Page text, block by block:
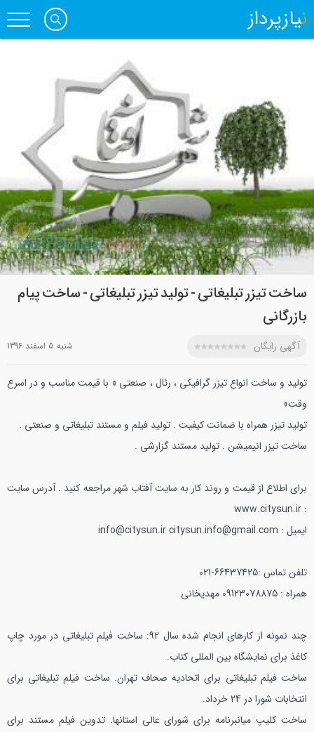
نیازپرداز
ساخت تیزر تبلیغاتی - تولید تیزر تبلیغاتی - ساخت پیام
بازرگانی
آگهی رایگان شنبه 5 اسفند 1396
تولید و ساخت انواع تیزر گرافیکی ، رئال ، صنعتی « با قیمت مناسب و در اسرع
وقت»
تولید تیزر همراه با ضمانت کیفیت . تولید فیلم و مستند تبلیغاتی و صنعتی .
ساخت تیزر انیمیشن . تولید مستند گزارشی .
برای اطلاع از قیمت و روند کار به سایت آفتاب شهر مراجعه کنید .آدرس سایت
: www.citysun.ir
ایمیل : info@citysun.ir citysun.info@gmail.com
تلفن تماس :66437425-021
همراه : 09123078875
مهدیخانی
چند نمونه از کارهای انجام شده سال 92:
ساخت فیلم تبلیغاتی در مورد چاپ
کاغذ برای نمایشگاه بین المللی کتاب.
ساخت فیلم تبلیغاتی برای اتحادیه صحاف تهران. ساخت فیلم تبلیغاتی برای
انتخابات شورا در 24 خرداد.
ساخت کلیپ میانبرنامه برای شورای عالی استانها. تدوین فیلم مستند برای